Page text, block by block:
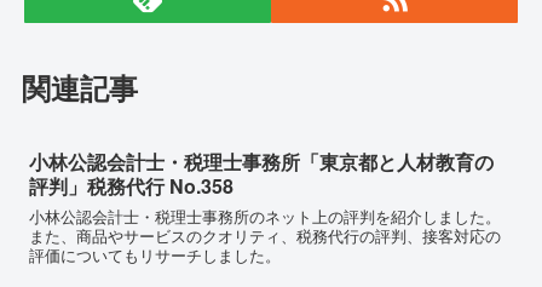
関連記事
小林公認会計士・税理士事務所「東京都と人材教育の
評判」税務代行 No.358
小林公認会計士・税理士事務所のネット上の評判を紹介しました。
また、商品やサービスのクオリティ、税務代行の評判、接客対応の
評価についてもリサーチしました。